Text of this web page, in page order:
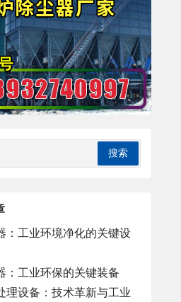
：工业环境净化的关键设
：工业环保的关键装备
理设备：技术革新与工业